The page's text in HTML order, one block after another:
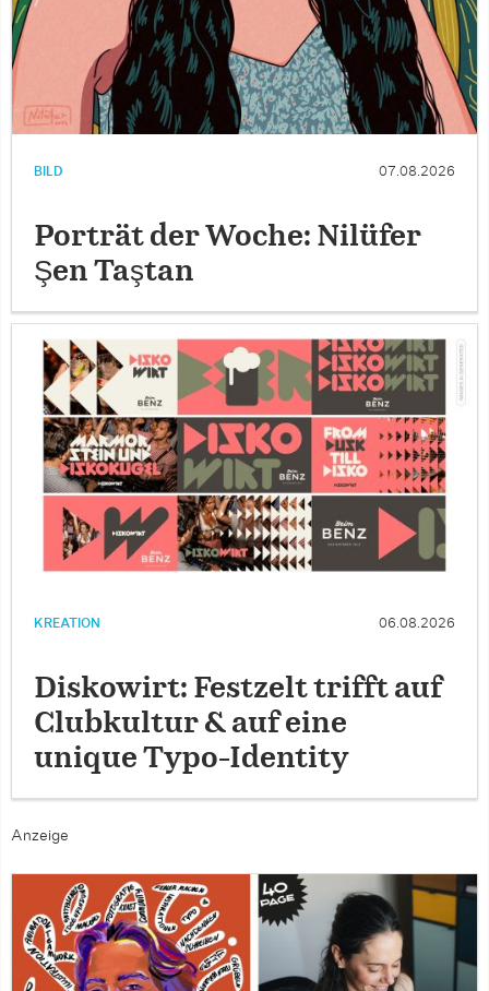
BILD 07.08.2026
Porträt der Woche: Nilüfer
Şen Taştan
KREATION 06.08.2026
Diskowirt: Festzelt trifft auf
Clubkultur & auf eine
unique Typo-Identity
Anzeige